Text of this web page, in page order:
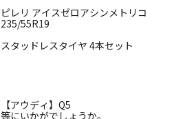
ピレリ アイスゼロアシンメトリコ
235/55R19
スタッドレスタイヤ 4本セット
【アウディ】Q5
等にいかがでしょうか。